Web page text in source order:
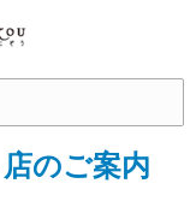
のご案内